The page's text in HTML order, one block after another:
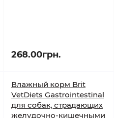
268.00грн.
Влажный корм Brit
VetDiets Gastrointestinal
для собак, страдающих
желудочно-кишечными